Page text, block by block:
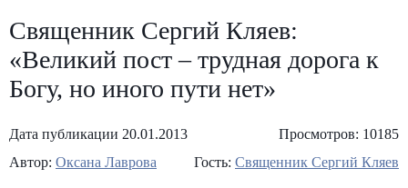
Священник Сергий Кляев:
«Великий пост – трудная дорога к
Богу, но иного пути нет»
Дата публикации 20.01.2013
Просмотров: 10185
Автор: Оксана Лаврова Гость: Священник Сергий Кляев